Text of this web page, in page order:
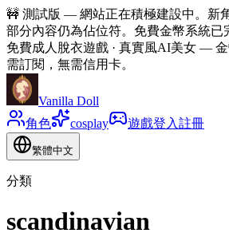
🚧 測試版 — 網站正在積極建設中。新
部分內容仍為佔位符。免費金幣系統已
免費成人脫衣遊戲 · 真實風AI美女 —
需訂閱，無需信用卡。
Vanilla Doll
角色
cosplay 遊戲登入註冊
繁體中文
分類
scandinavian